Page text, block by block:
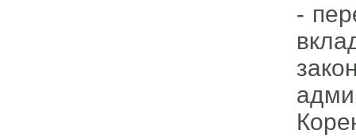
-